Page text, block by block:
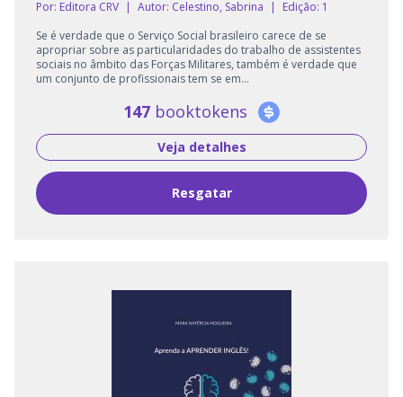
Por: Editora CRV | Autor: Celestino, Sabrina |
Edição: 1
Se é verdade que o Serviço Social brasileiro carece de se
apropriar sobre as particularidades do trabalho de assistentes
sociais no âmbito das Forças Militares, também é verdade que
um conjunto de profissionais tem se em...
147 booktokens
Veja detalhes
Resgatar